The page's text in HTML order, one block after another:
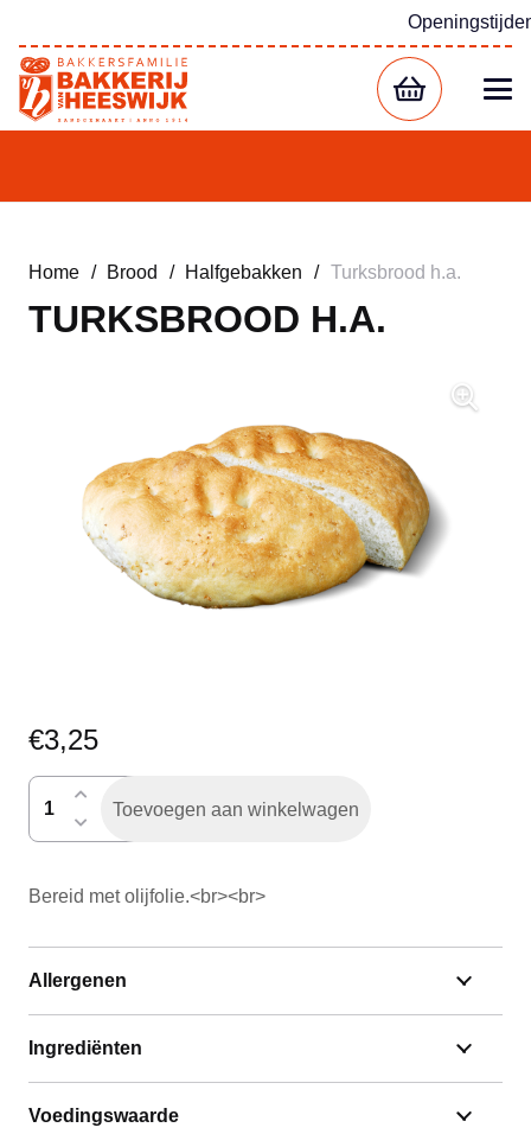
Home / Brood / Halfgebakken / Turksbrood h.a.
TURKSBROOD H.A.
€3,25
Turksbrood
Toevoegen aan winkelwagen
Bereid met olijfolie.<br><br>
Allergenen
Ingrediënten
Voedingswaarde